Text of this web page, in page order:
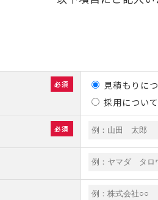
必須 見積もりに
採用について
必須